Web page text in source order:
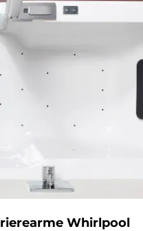
Whirl­pool